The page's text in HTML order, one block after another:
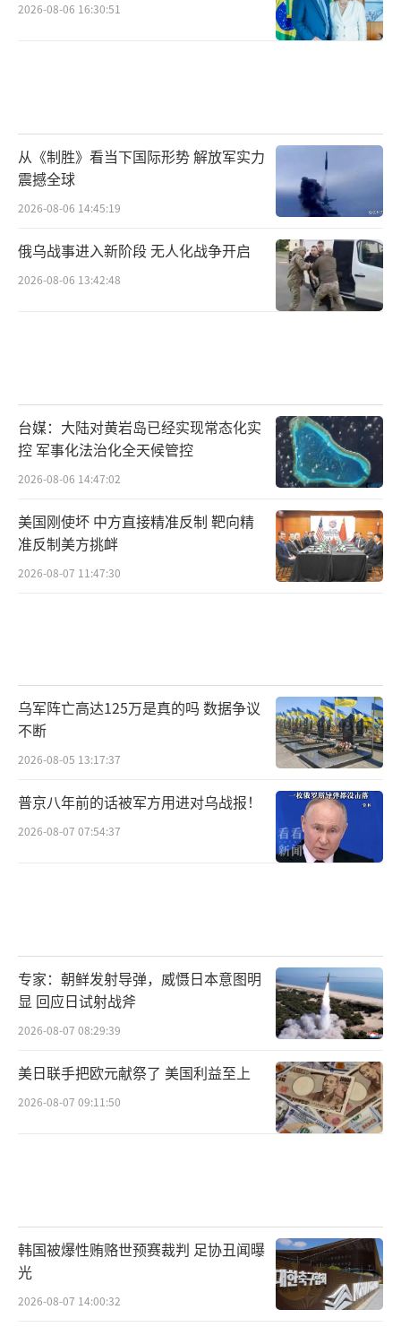
2026-08-06 16:30:51
从《制胜》看当下国际形势 解放军实力
震撼全球
2026-08-06 14:45:19
俄乌战事进入新阶段 无人化战争开启
2026-08-06 13:42:48
台媒：大陆对黄岩岛已经实现常态化实
控 军事化法治化全天候管控
2026-08-06 14:47:02
美国刚使坏 中方直接精准反制 靶向精
准反制美方挑衅
2026-08-07 11:47:30
乌军阵亡高达125万是真的吗 数据争议
不断
2026-08-05 13:17:37
普京八年前的话被军方用进对乌战报！
2026-08-07 07:54:37
专家：朝鲜发射导弹，威慑日本意图明
显 回应日试射战斧
2026-08-07 08:29:39
美日联手把欧元献祭了 美国利益至上
2026-08-07 09:11:50
韩国被爆性贿赂世预赛裁判 足协丑闻曝
光
2026-08-07 14:00:32